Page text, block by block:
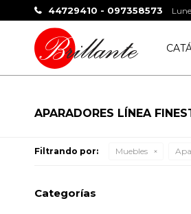
44729410 - 097358573
APARADORES LÍNEA
Filtrando por: Muebles
Categorías